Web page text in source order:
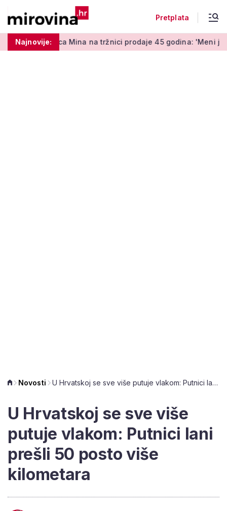
Pretplata
Najnovije:
Mina na tržnici prodaje 45 godina: 'Meni je ovo zabava i
Novosti U Hrvatskoj se sve više putuje vlakom: Putnici lani prešli 50 posto više kilometara
U Hrvatskoj se sve više
putuje vlakom: Putnici lani
prešli 50 posto više
kilometara